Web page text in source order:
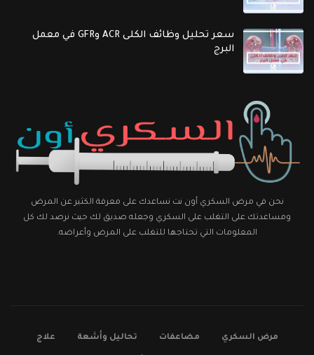
سعر تحليل وظائف الكلى ACR وGFR في معمل
البرج
نحن في مرض السكري أون نت نساعدك على معرفة الكثير عن المرض
ومساعدتك على التغلب على السكري وجعله صديق لك حيث نرصد لك كل
المعلومات التي تحتاجها للتغلب على المرض وأعراضه.
مرض السكري مضاعفات تحاليل وأشعة علاج